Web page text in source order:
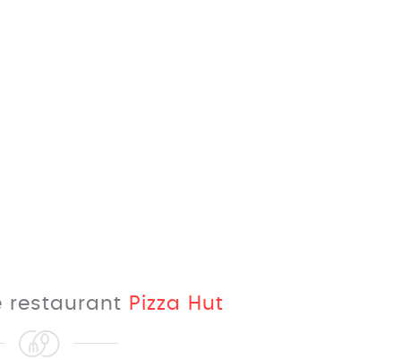
restaurant Pizza Hut